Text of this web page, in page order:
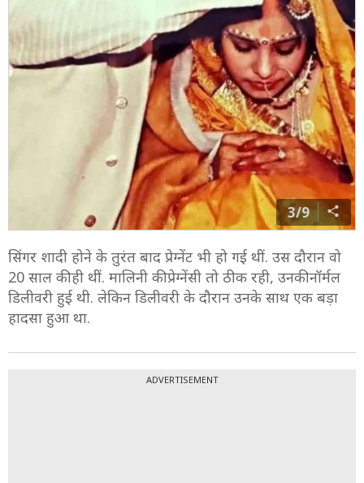
3/9
सिंगर शादी होने के तुरंत बाद प्रेग्नेंट भी हो गई थीं. उस दौरान वो
20 साल की ही थीं. मालिनी की प्रेग्नेंसी तो ठीक रही, उनकी नॉर्मल
डिलीवरी हुई थी. लेकिन डिलीवरी के दौरान उनके साथ एक बड़ा
हादसा हुआ था.
ADVERTISEMENT